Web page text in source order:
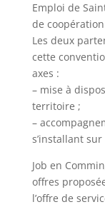
Emploi de
de
Les deux
cette
axes :
– mise à
territoire ;
–
s’installant
Job en
offres
l’offre de